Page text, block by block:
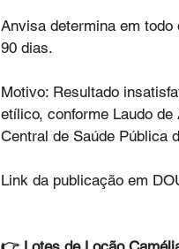
Anvisa determina em
90 dias.
Motivo: Resultado
etílico, conforme Laudo de
Central de Saúde Pública
Link da publicação em